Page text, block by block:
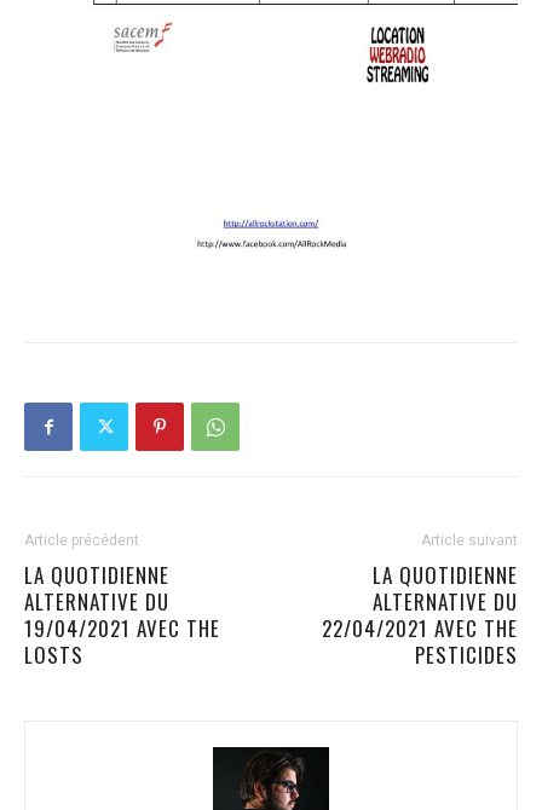
Article précédent
LA QUOTIDIENNE
ALTERNATIVE DU
19/04/2021 AVEC THE
LOSTS
Article suivant
LA QUOTIDIENNE
ALTERNATIVE DU
22/04/2021 AVEC THE
PESTICIDES